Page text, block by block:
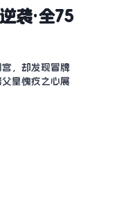
袭·全75
，却发现冒牌
皇愧疚之心展